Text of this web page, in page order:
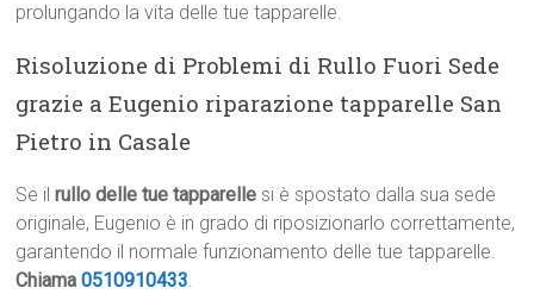
prolungando la vita delle tue tapparelle.
Risoluzione di Problemi di Rullo Fuori Sede
grazie a Eugenio riparazione tapparelle San
Pietro in Casale
Se ilrullo delle tue tapparelle si è spostato dalla sua sede
originale, Eugenio è in grado di riposizionarlo correttamente,
garantendo il normale funzionamento delle tue tapparelle.
Chiama0510910433.